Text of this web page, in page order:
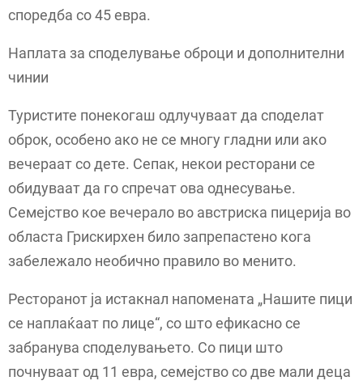
споредба со 45 евра.
Наплата за споделување оброци и дополнителни
чинии
Туристите понекогаш одлучуваат да споделат
оброк, особено ако не се многу гладни или ако
вечераат со дете. Сепак, некои ресторани се
обидуваат да го спречат ова однесување.
Семејство кое вечерало во австриска пицерија во
областа Грискирхен било запрепастено кога
забележало необично правило во менито.
Ресторанот ја истакнал напомената „Нашите пици
се наплаќаат по лице“, со што ефикасно се
забранува споделувањето. Со пици што
почнуваат од 11 евра, семејство со две мали деца